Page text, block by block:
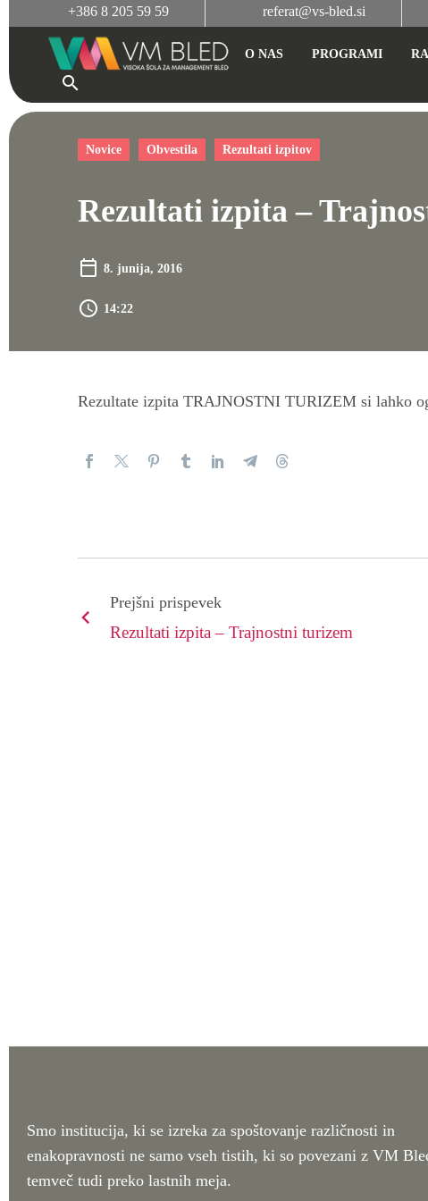
+386 8 205 59 59 referat@vs-bled.si
O NAS PROGRAMI
Novice Obvestila Rezultati izpitov
Rezultati izpita –
8. junija, 2016
14:22
Rezultate izpita TRAJNOSTNI TURIZEM si lahko
Prejšni prispevek
Rezultati izpita – Trajnostni turizem
Smo institucija, ki se izreka za spoštovanje različnosti in
enakopravnosti ne samo vseh tistih, ki so povezani z VM
temveč tudi preko lastnih meja.